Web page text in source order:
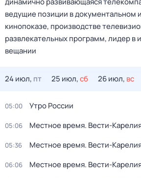
ведущие позиции в документальном
кинопоказе, производстве
развлекательных программ, лидер
вещании
24 июл, пт 25 июл,сб 26 июл, вс
05:00 Утро России
05:06 Местное время. Вести-
05:36 Местное время. Вести-
06:06 Местное время. Вести-